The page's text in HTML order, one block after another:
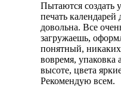
Пытаются создать
печать календарей
довольна. Все
загружаешь,
понятный,
вовремя, упаковка
высоте, цвета
Рекомендую всем.